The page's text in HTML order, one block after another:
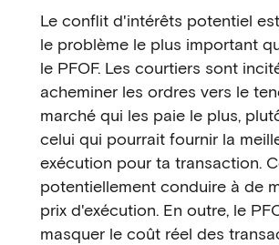
Le conflit d'intérêts potentiel
le problème le plus important
le PFOF. Les courtiers sont
acheminer les ordres vers le
marché qui les paie le plus,
celui qui pourrait fournir la
exécution pour ta transaction.
potentiellement conduire à de
prix d'exécution. En outre, le
masquer le coût réel des